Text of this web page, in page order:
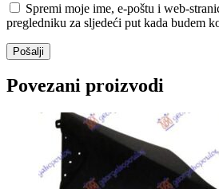
Spremi moje ime, e-poštu i web-
pregledniku za sljedeći put kada budem
Povezani proizvodi